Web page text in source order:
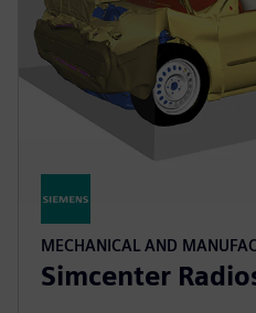
MECHANICAL AND
Simcenter